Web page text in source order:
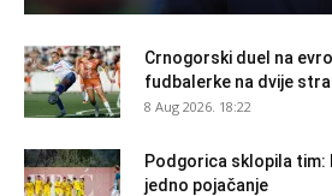
Crnogorski duel na
fudbalerke na dvije
8 Aug 2026. 18:22
Podgorica sklopila tim:
jedno pojačanje